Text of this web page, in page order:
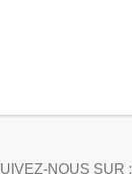
NOUS SUR :